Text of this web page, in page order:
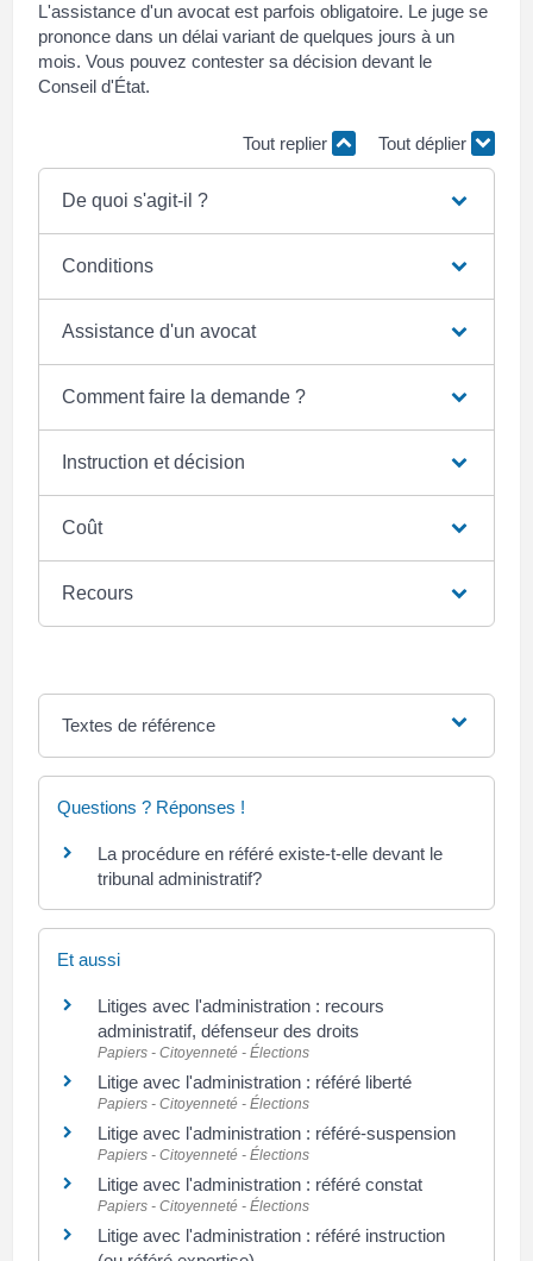
L'assistance d'un avocat est parfois obligatoire. Le juge se
prononce dans un délai variant de quelques jours à un
mois. Vous pouvez contester sa décision devant le
Conseil d'État.
Tout replier Tout déplier
De quoi s'agit-il ?
Conditions
Assistance d'un avocat
Comment faire la demande ?
Instruction et décision
Coût
Recours
Textes de référence
Questions ? Réponses !
La procédure en référé existe-t-elle devant le
tribunal administratif?
Et aussi
Litiges avec l'administration : recours
administratif, défenseur des droits
Papiers - Citoyenneté - Élections
Litige avec l'administration : référé liberté
Papiers - Citoyenneté - Élections
Litige avec l'administration : référé-suspension
Papiers - Citoyenneté - Élections
Litige avec l'administration : référé constat
Papiers - Citoyenneté - Élections
Litige avec l'administration : référé instruction